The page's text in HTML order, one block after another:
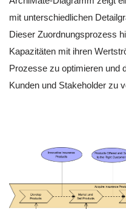
mit unterschiedlichen
Dieser Zuordnungsprozess
Kapazitäten mit ihren
Prozesse zu optimieren und
Kunden und Stakeholder zu